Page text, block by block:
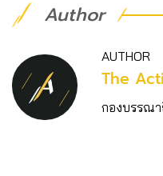
Author
AUTHOR
The
กองบรรณ